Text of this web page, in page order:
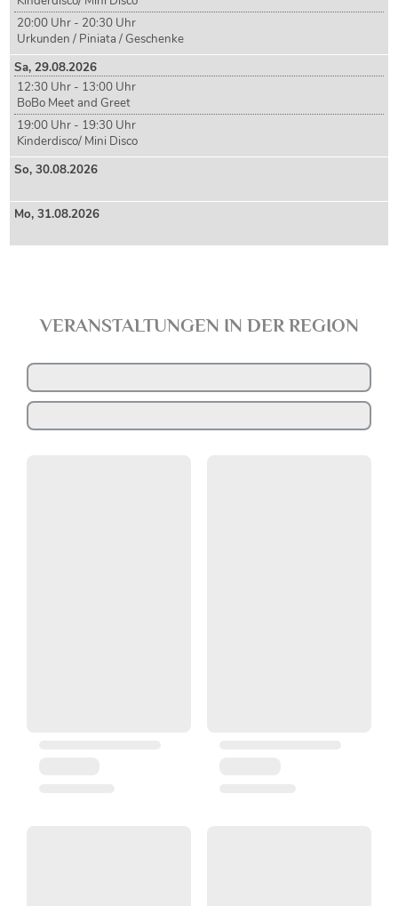
20:00 Uhr - 20:30 Uhr
Urkunden / Piniata / Geschenke
Sa,29.08.2026
12:30 Uhr - 13:00 Uhr
BoBo Meet and Greet
19:00 Uhr - 19:30 Uhr
Kinderdisco/ Mini Disco
So,30.08.2026
Mo,31.08.2026
VERANSTALTUNGEN IN DER REGION